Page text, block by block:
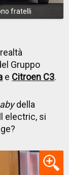
fratelli
Gruppo
e Citroen C3.
della
electric, si